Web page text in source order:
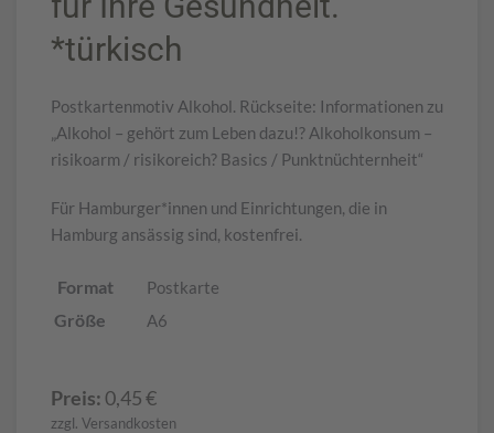
*türkisch
Postkartenmotiv Alkohol. Rückseite: Informationen zu
„Alkohol – gehört zum Leben dazu!? Alkoholkonsum –
risikoarm / risikoreich? Basics / Punktnüchternheit“
Für Hamburger*innen und Einrichtungen, die in
Hamburg ansässig sind, kostenfrei.
Format Postkarte
Größe A6
Preis: 0,45€
zzgl. Versandkosten